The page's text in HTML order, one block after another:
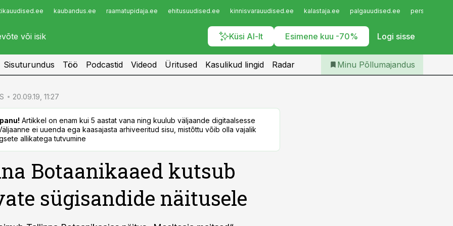
kaubandus.ee raamatupidaja.ee ehitusuudised.ee kinnisvarauudised.ee kalastaja.ee palgauudised.ee
Küsi AI-lt Esimene kuu -70% Logi sisse
Infopank
Iseteenindus
Telli Põllumajandus
Sisuturundus Töö Podcastid Videod Üritused Kasulikud lingid Radar Minu Põllumajandus
20.09.19, 11:27
Artikkel on enam kui 5 aastat vana ning kuulub väljaande digitaalsesse
ei uuenda ega kaasajasta arhiveeritud sisu, mistõttu võib olla vajalik
allikatega tutvumine
Botaanikaaed kutsub
sügisandide näitusele